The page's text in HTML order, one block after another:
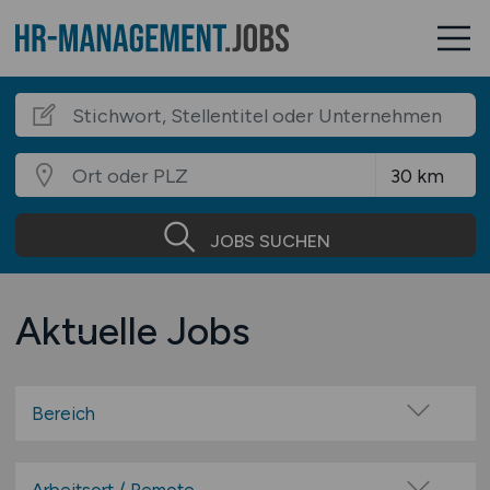
JOBS SUCHEN
Aktuelle Jobs
Bereich